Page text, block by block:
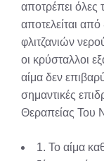
αποτρέπει όλες
αποτελείται
φλιτζανιών
οι κρύσταλλοι
αίμα δεν
σημαντικές
Θεραπείας Του
1. Το αίμα